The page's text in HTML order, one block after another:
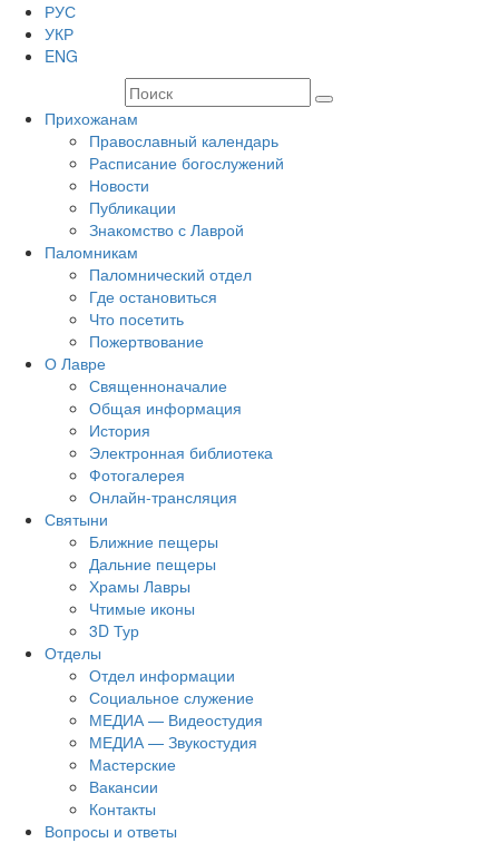
РУС
УКР
ENG
Прихожанам
Православный календарь
Расписание богослужений
Новости
Публикации
Знакомство с Лаврой
Паломникам
Паломнический отдел
Где остановиться
Что посетить
Пожертвование
О Лавре
Священноначалие
Общая информация
История
Электронная библиотека
Фотогалерея
Онлайн-трансляция
Святыни
Ближние пещеры
Дальние пещеры
Храмы Лавры
Чтимые иконы
3D Тур
Отделы
Отдел информации
Социальное служение
МЕДИА — Видеостудия
МЕДИА — Звукостудия
Мастерские
Вакансии
Контакты
Вопросы и ответы